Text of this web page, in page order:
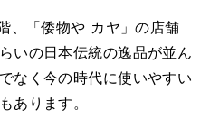
、「倭物や カヤ」の店舗
いの日本伝統の逸品が並ん
なく今の時代に使いやすい
あります。